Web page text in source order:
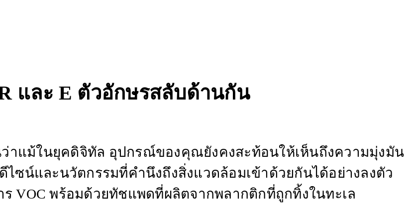
และ E ตัวอักษรสลับด้านกัน
าแม้ในยุคดิจิทัล อุปกรณ์ของคุณยังคงสะท้อนให้เห็นถึงความมุ่งมัน
ไซน์และนวัตกรรมที่คำนึงถึงสิ่งแวดล้อมเข้าด้วยกันได้อย่างลงตัว
VOC พร้อมด้วยทัชแพดที่ผลิตจากพลากติกที่ถูกทิ้งในทะเล